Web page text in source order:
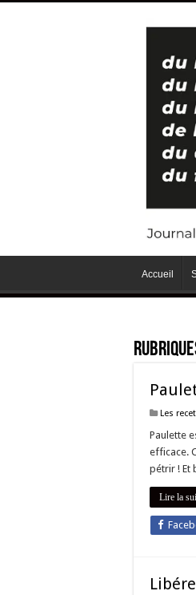
Accueil
Les
Paulette
efficace.
pétrir ! Et
Lire la